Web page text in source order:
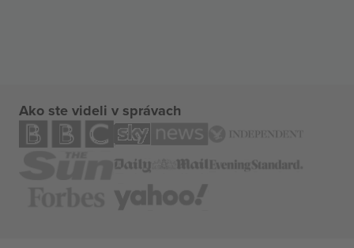
Ako ste videli v správach